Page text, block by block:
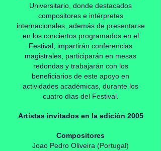
Universitario, donde destacados
compositores e intérpretes
internacionales, además de presentarse
en los conciertos programados en el
Festival, impartirán conferencias
magistrales, participarán en mesas
redondas y trabajarán con los
beneficiarios de este apoyo en
actividades académicas, durante los
cuatro días del Festival.
Artistas invitados en la edición 2005
Compositores
Joao Pedro Oliveira (Portugal)